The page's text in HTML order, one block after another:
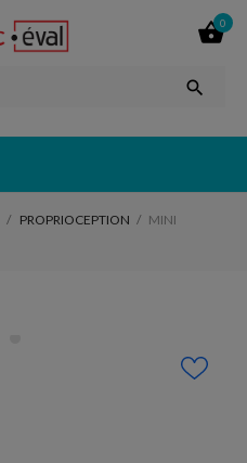

0

PROPRIOCEPTION
MINI